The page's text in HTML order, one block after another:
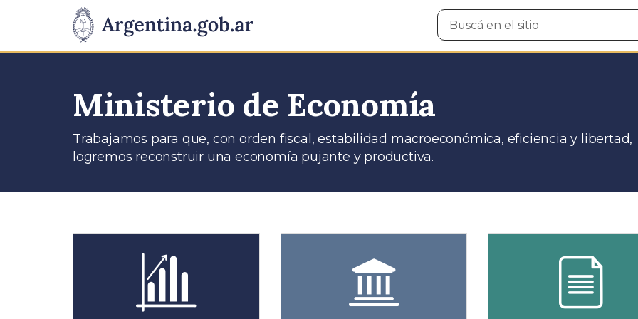
Presidencia
de
Pasar al contenido principal
Buscar
en
Ministerio de Economía
Trabajamos para que, con orden fiscal, estabilidad macroeconómica, eficiencia y libertad,
logremos reconstruir una economía pujante y productiva.